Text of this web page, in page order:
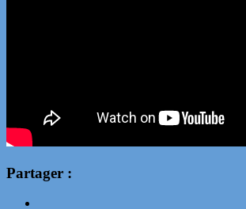
Partager :